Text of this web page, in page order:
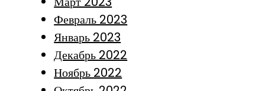
Февраль 2023
Январь 2023
Декабрь 2022
Ноябрь 2022